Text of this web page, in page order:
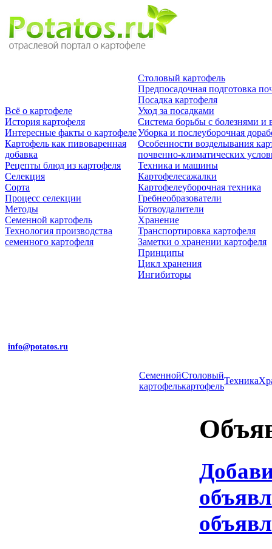
Всё о картофеле
История картофеля
Интересные факты о картофеле
Картофель как пивоваренная
добавка
Рецепты блюд из картофеля
Селекция
Сорта
Процесс селекции
Методы
Семенной картофель
Технология производства
семенного картофеля
Столовый картофель
Предпосадочная подготовка
Посадка картофеля
Уход за посадками
Система борьбы с болезнями и
Уборка и послеуборочная
Особенности возделывания
почвенно-климатических
Техника и машины
Картофелесажалки
Картофелеуборочная техника
Гребнеобразователи
Ботвоудалители
Хранение
Транспортировка картофеля
Заметки о хранении картофеля
Принципы
Цикл хранения
Ингибиторы
info@potatos.ru
Cеменной
картофель
Столовый
картофель
Техника